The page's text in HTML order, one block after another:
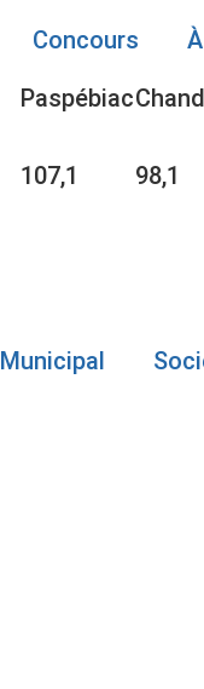
Concours
Paspébiac
107,1 98,1
Municipal